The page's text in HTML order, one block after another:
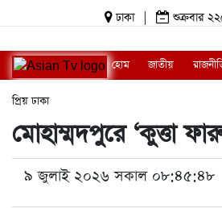
ঢাকা শুক্রবার
হোম জাতীয়
প্রিয় ঢাকা
মোহাম্মদপুরে ‘কুত্তা
৯ জুলাই ২০২৬ সকাল ০৮:৪৫:৪৮